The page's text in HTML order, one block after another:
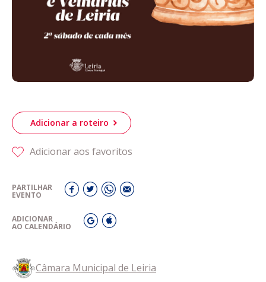
Adicionar a roteiro
Adicionar aos favoritos
PARTILHAR
EVENTO
ADICIONAR
AO CALENDÁRIO
Câmara Municipal de Leiria